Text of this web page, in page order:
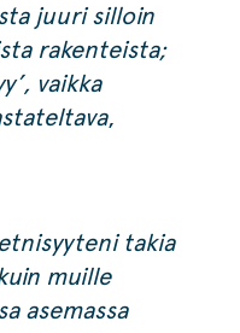
juuri silloin
rakenteista;
vaikka
,
takia
muille
asemassa